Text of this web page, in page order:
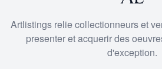
Artlistings relie collectionneurs et
presenter et acquerir des
d'exception.